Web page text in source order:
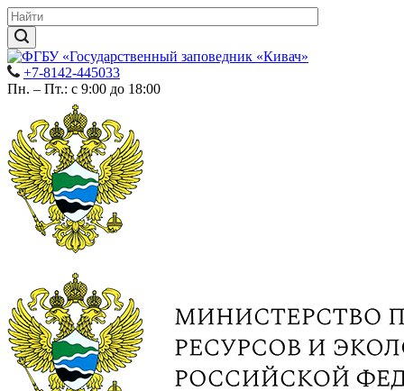
+7-8142-445033
Пн. – Пт.: с 9:00 до 18:00